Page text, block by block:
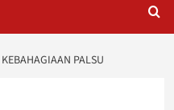
PALSU